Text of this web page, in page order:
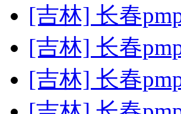
[吉林] 长春
[吉林] 长春
[吉林] 长春